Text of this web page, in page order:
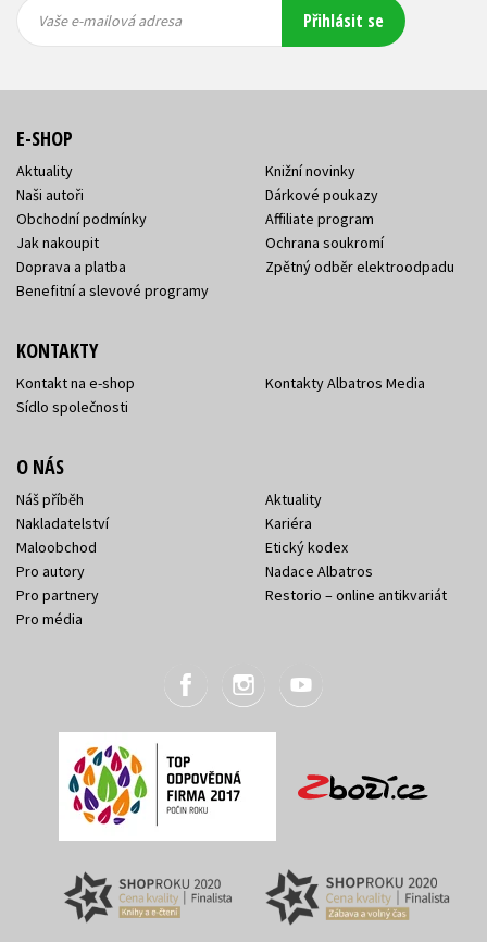
mailová
mailová
Vaše e-mailová adresa Přihlásit se
E-SHOP
Aktuality
Naši autoři
Obchodní podmínky
Jak nakoupit
Doprava a platba
Benefitní a slevové programy
Knižní novinky
Dárkové poukazy
Affiliate program
Ochrana soukromí
Zpětný odběr elektroodpadu
KONTAKTY
Kontakt na e-shop
Sídlo společnosti
Kontakty Albatros Media
O NÁS
Náš příběh
Nakladatelství
Maloobchod
Pro autory
Pro partnery
Pro média
Aktuality
Kariéra
Etický kodex
Nadace Albatros
Restorio – online antikvariát